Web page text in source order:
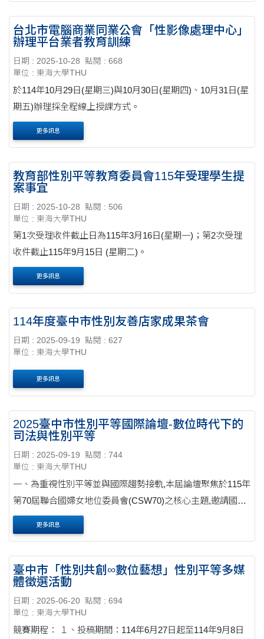
台北市電腦商業同業公會「性影像處理中心」
辦理平台業者教育訓練
日期 : 2025-10-28
點閱 : 668
單位 : 東海大學THU
於114年10月29日(星期三)與10月30日(星期四)、10月31日(星
期五)辦理採全程線上授課方式。
更多訊息
教育部性別平等教育委員會115年受理學生提
案事宜
日期 : 2025-10-28
點閱 : 506
單位 : 東海大學THU
第1次受理收件截止日為115年3月16日(星期一)；第2次受理
收件截止115年9月15日 (星期二)。
更多訊息
114年度臺中市性別友善店家成果茶會
日期 : 2025-09-19
點閱 : 627
單位 : 東海大學THU
更多訊息
2025臺中市性別平等國際論壇-數位時代下的
司法與性別平等
日期 : 2025-09-19
點閱 : 744
單位 : 東海大學THU
一、為重視性別平等並與國際趨勢接軌,本屆論壇聚焦於115年
第70屆聯合國婦女地位委員會(CSW70)之核心主題,邀請國內
外專家學者及相關團體等分享經驗,共同打造性別平等交流平
臺,作為本府未來推動性別平等之參考,並促進....
更多訊息
臺中市「性別共創∞數位藝想」性別平等多媒
體徵選活動
日期 : 2025-06-20 點閱 : 694
單位 : 東海大學THU
競賽期程： １、投稿期間：114年6月27日起至114年9月8日